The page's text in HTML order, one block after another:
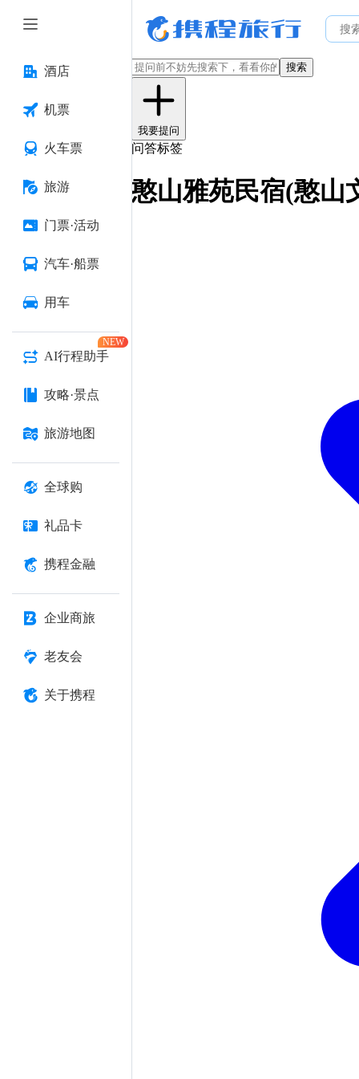
酒店
机票
火车票
旅游
门票·活动
汽车·船票
用车
AI行程助手
NEW
攻略·景点
旅游地图
全球购
礼品卡
携程金融
企业商旅
老友会
关于携程
搜索
我要提问
问答标签
憨山雅苑民宿(憨山